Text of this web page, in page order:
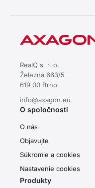
RealQ s. r. o.
Železná 663/5
619 00 Brno
info@axagon.eu
O spoločnosti
O nás
Objavujte
Súkromie a cookies
Nastavenie cookies
Produkty